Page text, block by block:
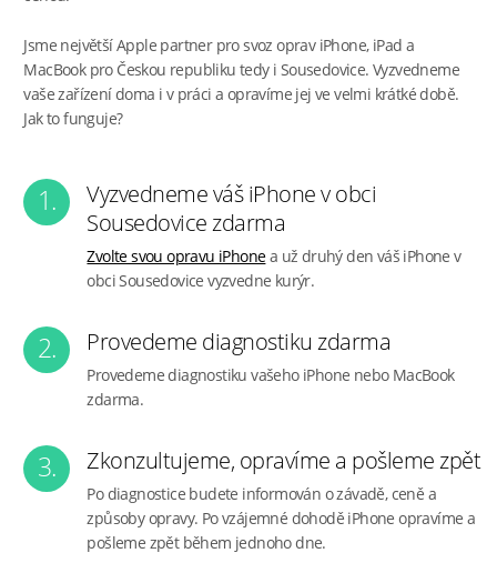
Jsme největší Apple partner pro svoz oprav iPhone, iPad a
MacBook pro Českou republiku tedy i Sousedovice. Vyzvedneme
vaše zařízení doma i v práci a opravíme jej ve velmi krátké době.
Jak to funguje?
1.
Vyzvedneme váš iPhone v obci
Sousedovice zdarma
Zvolte svou opravu iPhonea už druhý den váš iPhone v
obci Sousedovice vyzvedne kurýr.
2. Provedeme diagnostiku zdarma
Provedeme diagnostiku vašeho iPhone nebo MacBook
zdarma.
3. Zkonzultujeme, opravíme a pošleme zpět
Po diagnostice budete informován o závadě, ceně a
způsoby opravy. Po vzájemné dohodě iPhone opravíme a
pošleme zpět během jednoho dne.